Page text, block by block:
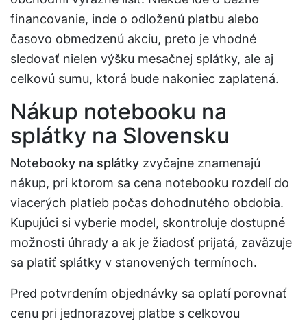
financovanie, inde o odloženú platbu alebo
časovo obmedzenú akciu, preto je vhodné
sledovať nielen výšku mesačnej splátky, ale aj
celkovú sumu, ktorá bude nakoniec zaplatená.
Nákup notebooku na
splátky na Slovensku
Notebooky na splátky zvyčajne znamenajú
nákup, pri ktorom sa cena notebooku rozdelí do
viacerých platieb počas dohodnutého obdobia.
Kupujúci si vyberie model, skontroluje dostupné
možnosti úhrady a ak je žiadosť prijatá, zaväzuje
sa platiť splátky v stanovených termínoch.
Pred potvrdením objednávky sa oplatí porovnať
cenu pri jednorazovej platbe s celkovou